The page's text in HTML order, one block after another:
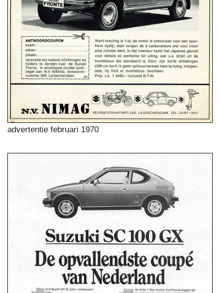
advertentie februari 1970